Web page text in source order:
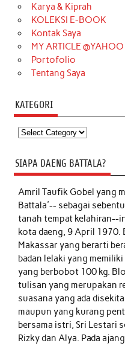
Karya & Kiprah
KOLEKSI E-BOOK
Kontak Saya
MY ARTICLE
Portofolio
Tentang Saya
KATEGORI
Kategori
SIAPA DAENG BATTALA?
Amril Taufik Gobelyang
Battala'-- sebagai
tanah tempat kelahiran--
kota daeng, 9 April 1970.
Makassar yang berarti
badan lelaki yang
yang berbobot 100 kg.
tulisan yang merupakan
suasana yang ada
maupun yang kurang
bersama istri, Sri Lestari
Rizky dan Alya. Pada